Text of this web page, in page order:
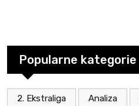
Popularne kategorie
2. Ekstraliga Analiza